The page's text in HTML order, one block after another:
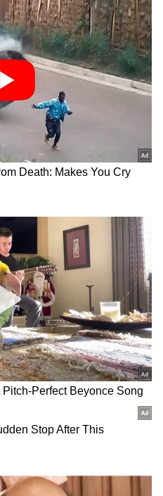
ಪ್ರದೇಶ, ಬಿಹಾರ, ಒಡಿಶಾ,
ಸಿಕ್ಕಿಂ ಸೇರಿದಂತೆ 18
ಕೇಂದ್ರ
ಈ ಹಿಂದೆಯೇ ಇದು
ಸಾರಿಗೆ ಇಲಾಖೆ 2023
ಹೊಸ ನಂಬರ್‌
ಕಾಲಾವಕಾಶ ನೀಡಿದೆ.
ದಂಡ
ಅಥವಾ ಡೀಲರ್‌ಗಳಲ್ಲಿ
ಸಲ್ಲಿಸಬಹುದು.
500 ರು.ಗಳವರೆಗೆ
ಅಧಿಕೃತ ಫೋರ್ಟಲ್‌ನಲ್ಲಿ
ಅಳವಡಿಸಲಾಗುತ್ತದೆ.
ಸಾವಿರ ಡೀಲರ್‌
ಪೋರ್ಟಲ್‌ ಡಿಡಿಡಿ.sಜಿaಞ.ಜ್ಞಿ
News)
ಸುವರ್ಣ ನ್ಯೂಸ್‌ ಫಾಲೋ
Kannada News),
ಪ್ರಸಾರಗಳೊಂದಿಗೆ
ಸಂಪೂರ್ಣ ಮಾಹಿತಿ ಒಂದೇ
ನ್ಯೂಸ್ ಅಧಿಕೃತ
ಎಲ್ಲಾ ಅಪ್‌ಡೇಟ್